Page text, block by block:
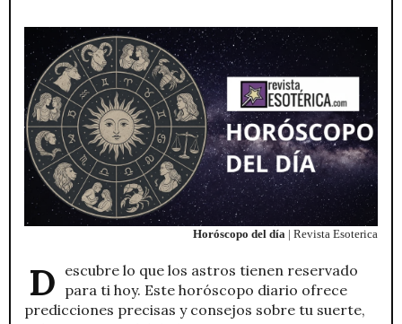
Horóscopo del día | Revista Esoterica
Descubre lo que los astros tienen reservado para ti hoy. Este horóscopo diario ofrece
predicciones precisas y consejos sobre tu suerte,